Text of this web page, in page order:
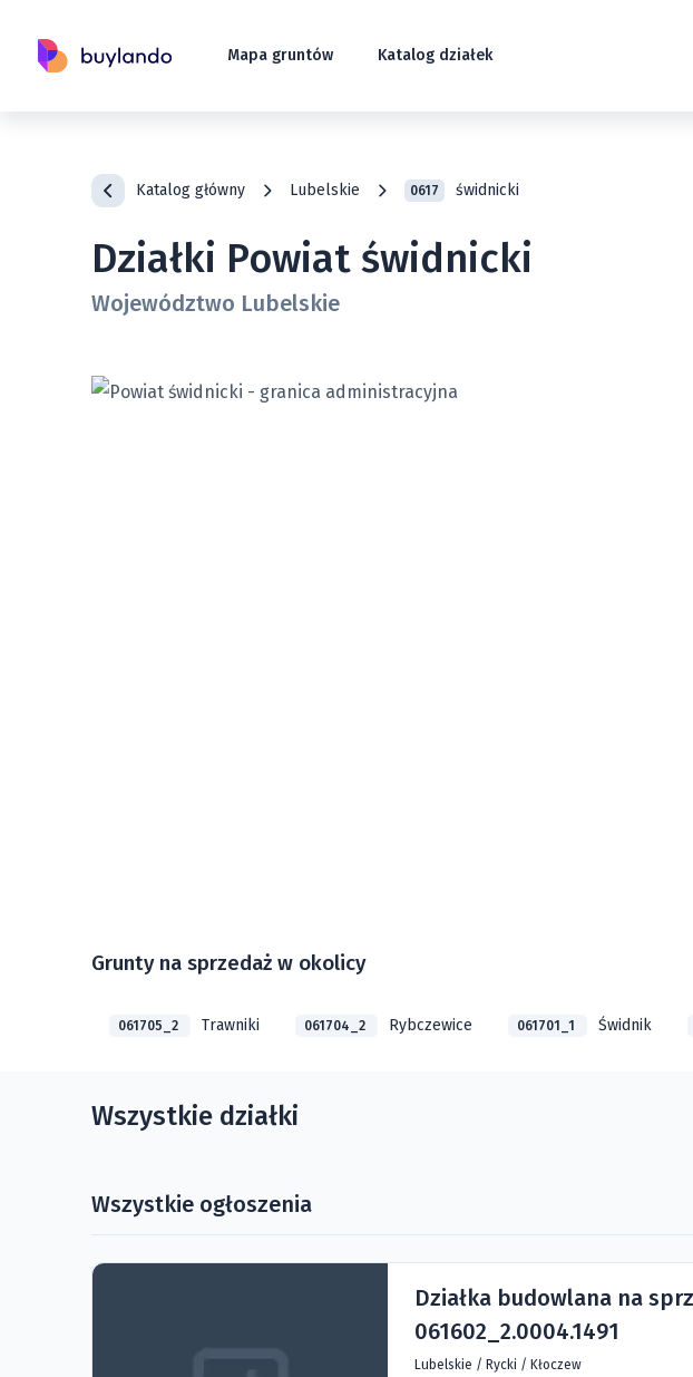
Mapa gruntów Katalog działek
Katalog główny Lubelskie 0617 świdnicki
Działki Powiat świdnicki
Województwo Lubelskie
Grunty na sprzedaż w okolicy
061705_2 Trawniki 061704_2 Rybczewice 061701_1 Świdnik
Wszystkie działki
Wszystkie ogłoszenia
Działka budowlana na
061602_2.0004.1491
Lubelskie / Rycki / Kłoczew